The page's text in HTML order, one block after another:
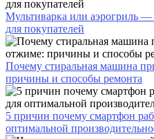
Мультиварка или аэрогриль
для покупателей
Почему стиральная машина
причины и способы ремонта
5 причин почему смартфон
оптимальной